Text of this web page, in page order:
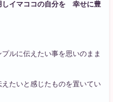
しイマココの自分を 幸せに豊
ルに伝えたい事を思いのまま
たいと感じたものを置いてい